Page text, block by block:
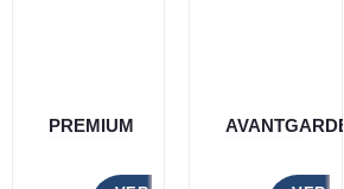
PREMIUM AVANTGARDE